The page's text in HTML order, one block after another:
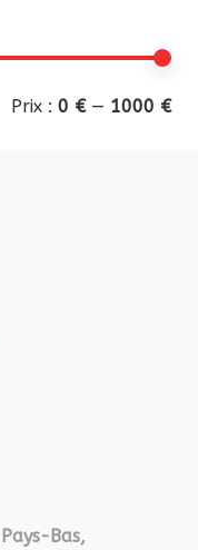
Prix : 0 €— 1000 €
Bas,